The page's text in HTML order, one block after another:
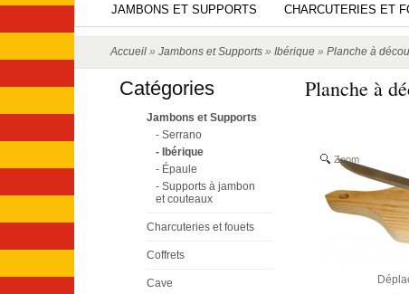
JAMBONS ET SUPPORTS CHARCUTERIES ET
Accueil » Jambons et Supports » Ibérique » Planche à
Catégories
Jambons et Supports
- Serrano
- Ibérique
- Épaule
- Supports à jambon
et couteaux
Charcuteries et fouets
Coffrets
Cave
Planche à
Zoom